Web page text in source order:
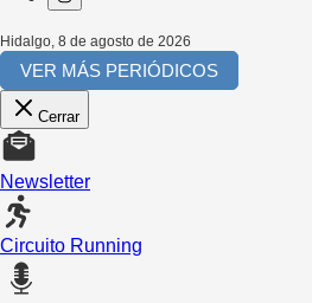
Hidalgo, 8 de agosto de 2026
VER MÁS PERIÓDICOS
Cerrar
Newsletter
Circuito Running